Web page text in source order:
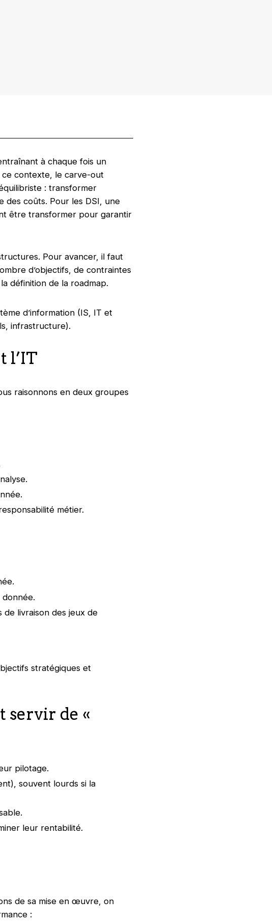
à chaque fois un
ce contexte, le carve-out
: transformer
des coûts. Pour les DSI, une
être transformer pour garantir
Pour avancer, il faut
d’objectifs, de contraintes
définition de la roadmap.
d’information (IS, IT et
infrastructure).
l’IT
raisonnons en deux groupes
métier.
livraison des jeux de
stratégiques et
servir de «
pilotage.
souvent lourds si la
leur rentabilité.
de sa mise en œuvre, on
: